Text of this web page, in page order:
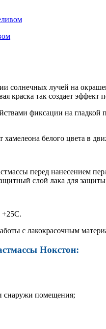
солнечных лучей на
краска так создает
фиксации на
хамелеона белого цвета в
перед нанесением
слой лака для
+25С.
с лакокрасочным
Нокстон:
снаружи помещения;